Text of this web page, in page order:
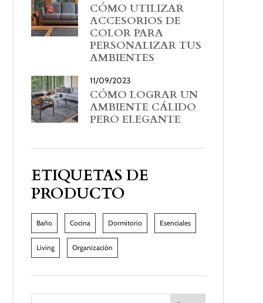
CÓMO UTILIZAR
ACCESORIOS DE
COLOR PARA
PERSONALIZAR TUS
AMBIENTES
11/09/2023
CÓMO LOGRAR UN
AMBIENTE CÁLIDO
PERO ELEGANTE
ETIQUETAS DE
PRODUCTO
Baño Cocina Dormitorio Esenciales
Living Organización